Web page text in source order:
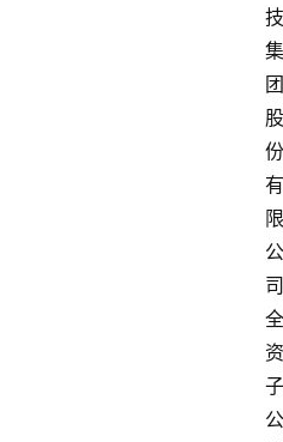
技
集
团
股
份
有
限
公
司
全
资
子
公